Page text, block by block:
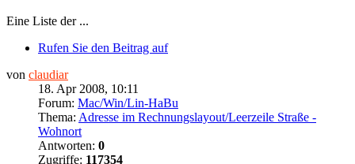
Eine Liste der ...
Rufen Sie den Beitrag auf
von claudiar
18. Apr 2008, 10:11
Forum: Mac/Win/Lin-HaBu
Thema: Adresse im Rechnungslayout/Leerzeile Straße -
Wohnort
Antworten: 0
Zugriffe: 117354